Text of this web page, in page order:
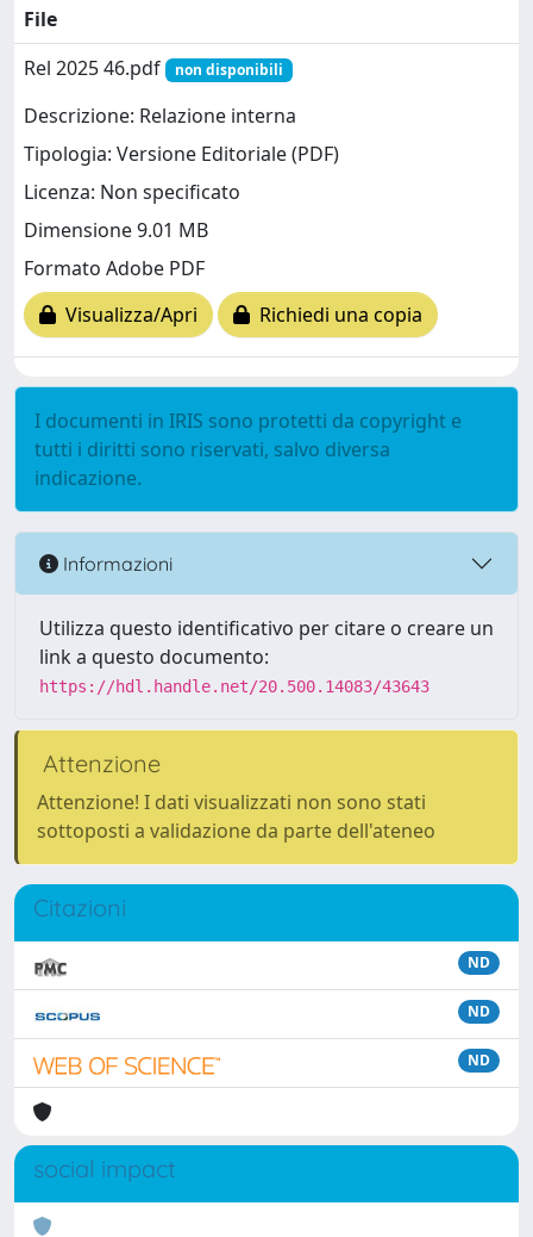
File
Rel 2025 46.pdf
non disponibili
Descrizione: Relazione interna
Tipologia: Versione Editoriale (PDF)
Licenza: Non specificato
Dimensione 9.01 MB
Formato Adobe PDF
Visualizza/Apri
Richiedi una copia
I documenti in IRIS sono protetti da copyright e
tutti i diritti sono riservati, salvo diversa
indicazione.
Informazioni
Utilizza questo identificativo per citare o creare un
link a questo documento:
https://hdl.handle.net/20.500.14083/43643
Attenzione
Attenzione! I dati visualizzati non sono stati
sottoposti a validazione da parte dell'ateneo
Citazioni
ND
ND
ND
social impact